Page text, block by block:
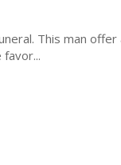
This man offer